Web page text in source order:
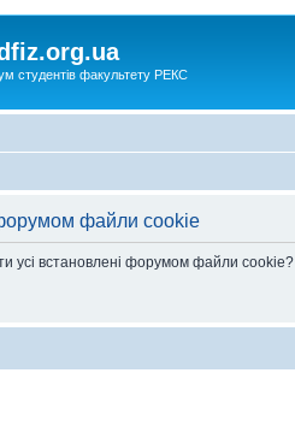
студентів факультету РЕКС
файли cookie
усі встановлені форумом файли cookie?